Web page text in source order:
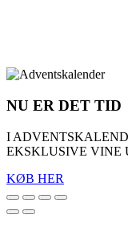
NU ER DET TID
I
EKSKLUSIVE VINE
KØB HER